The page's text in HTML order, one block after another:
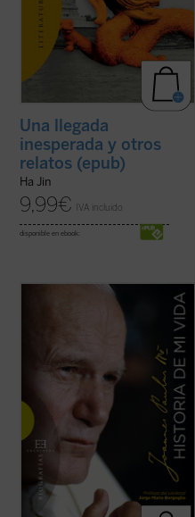
Una llegada
inesperada y otros
relatos (epub)
Ha Jin
9,99€ IVA incluido
disponible en ebook:
Una verdadera «autobiografía» del papa
Wojtyla formada a partir de las
confidencias personales que él mismo fue
revelando en cerca de 15.000 textos y
mundo durante sus 27 años de pontificado.
(ver ficha)